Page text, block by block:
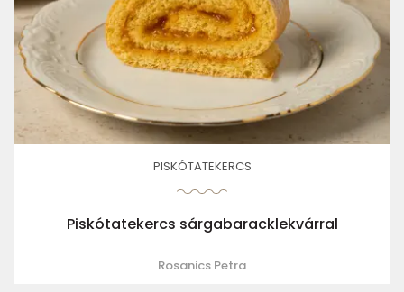
PISKÓTATEKERCS
Piskótatekercs sárgabaracklekvárral
Rosanics Petra